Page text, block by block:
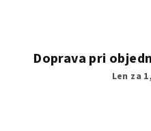
Doprava pri
Len za